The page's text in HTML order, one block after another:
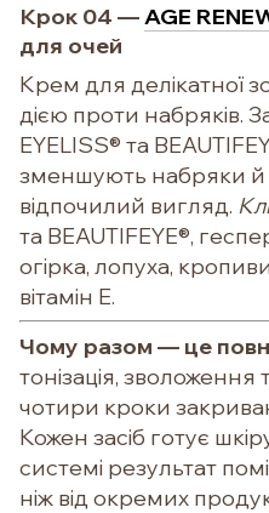
Крок 04 —AGE
для очей
Крем для делікатної
дією проти набряків.
EYELISS® та
зменшують набряки й
відпочилий вигляд.
та BEAUTIFEYE®,
огірка, лопуха,
вітамін Е.
Чому разом — це
тонізація,
чотири кроки
Кожен засіб готує
системі результат
ніж від окремих